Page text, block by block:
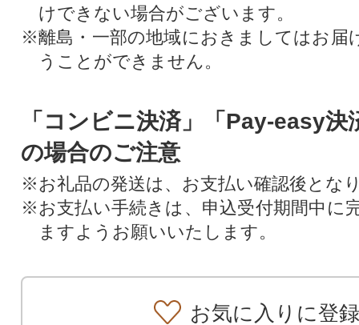
けできない場合がございます。
※離島・一部の地域におきましてはお届
うことができません。
「コンビニ決済」「Pay-easy決
の場合のご注意
※お礼品の発送は、お支払い確認後とな
※お支払い手続きは、申込受付期間中に
ますようお願いいたします。
お気に入りに登録